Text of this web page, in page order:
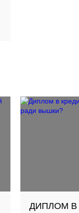
ДИПЛОМ В